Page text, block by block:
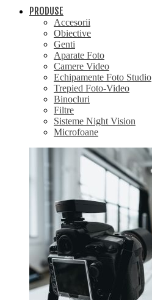
PRODUSE
Accesorii
Obiective
Genti
Aparate Foto
Camere Video
Echipamente Foto Studio
Trepied Foto-Video
Binocluri
Filtre
Sisteme Night Vision
Microfoane